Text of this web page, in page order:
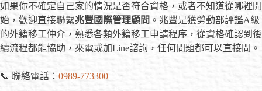
如果你不確定自己家的情況是否符合資格，或者不知道從哪裡開
始，歡迎直接聯繫兆豐國際管理顧問 。兆豐是獲勞動部評鑑A級
的外籍移工仲介，熟悉各類外籍移工申請程序，從資格確認到後
續流程都能協助，來電或加Line諮詢，任何問題都可以直接問。
📞 聯絡電話： 0989-773300